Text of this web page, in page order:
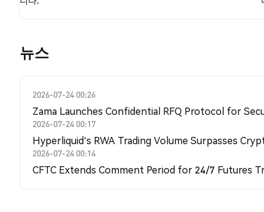
뉴스
2026-07-24 00:26
Zama Launches Confidential RFQ Protocol for
2026-07-24 00:17
Hyperliquid's RWA Trading Volume Surpasses
2026-07-24 00:14
CFTC Extends Comment Period for 24/7 Futures